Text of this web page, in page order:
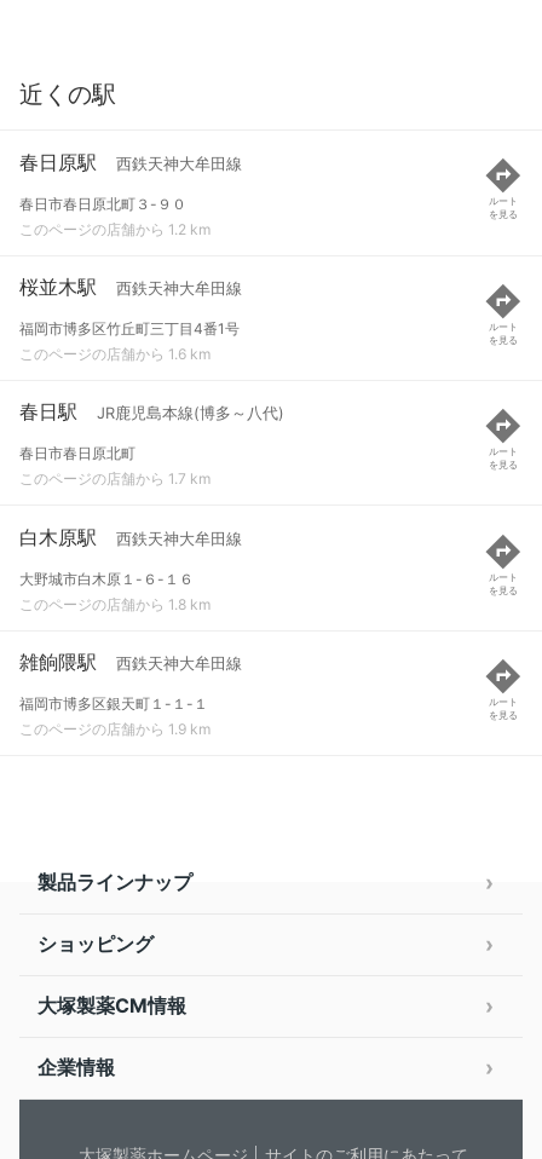
近くの駅
春日原駅 西鉄天神大牟田線
春日市春日原北町３-９０
このページの店舗から 1.2 km
ルート
を見る
桜並木駅 西鉄天神大牟田線
福岡市博多区竹丘町三丁目4番1号
このページの店舗から 1.6 km
ルート
を見る
春日駅 JR鹿児島本線(博多～八代)
春日市春日原北町
このページの店舗から 1.7 km
ルート
を見る
白木原駅 西鉄天神大牟田線
大野城市白木原１-６-１６
このページの店舗から 1.8 km
ルート
を見る
雑餉隈駅 西鉄天神大牟田線
福岡市博多区銀天町１-１-１
このページの店舗から 1.9 km
ルート
を見る
製品ラインナップ
ショッピング
大塚製薬CM情報
企業情報